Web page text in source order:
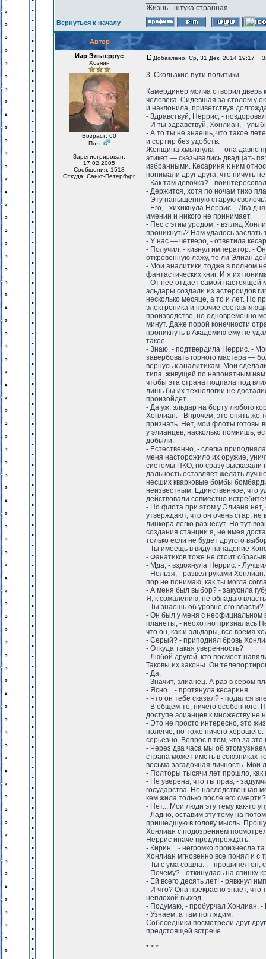
Жизнь - штука странная...
Вернуться к началу
Автор
Иар Эльтеррус
Хозяин
Возраст: 60
Пол:
Зарегистрирован:
17.02.2005
Сообщения: 1518
Откуда: Санкт-Петербург
Добавлено: Ср, 31 Дек, 2014 19:17
3. Скользкие пути политики
Камердинер молча отворил дверь
человека. Сидевшая за столом у
и наклонила, приветствуя
- Здравствуй, Неррис, -
- И ты здравствуй, Хонлиан, -
- А то ты не знаешь, что такое
и сортир без удобств.
Женщина хмыкнула — она давно
этикет — сказывались двадцать
избранными. Кесариня к ним
понимали друг друга, что ничуть
- Как там девочка? -
- Держится, хотя по ночам тихо
- Эту напыщенную старую
- Его, - хихикнула Неррис. - Два
имении и никого не принимает.
- Пес с этим уродом, - взгляд
проникнуть? Нам удалось заслать
- У нас — четверо, - ответила
- Получил, - кивнул император. -
откровенную лажу, то ли Элиан
- Мои аналитики тодже в полном
фантастических книг. И я их
- От нее отдает самой настоящей
эльдары создали из астероидов
несколько месяце, а то и лет. Но
электроника и прочие
производство, но одновременно
минут. Даже порой конечности
проникнуть в Академию ему не
такое.
- Знаю, - подтвердила Неррис. -
завербовать горного мастера —
вернусь к аналитикам. Мои
типа, живущей по непонятным
чтобы эта страна подпала под
лишь бы их технологии не
произойдет.
- Да уж, эльдар на борту любого
Хонлиан. - Впрочем, это опять же
признать. Нет, мои флоты готовы
у элианцев, насколько помнишь,
добыли.
- Естественно, - слегка
меня насторожило их оружие,
системы ПКО, но сразу высказали
дальность оставляет желать
несших кварковые бомбы
неизвестным. Единственное, что
действовали совместно
- Но флота при этом у Элиана нет,
утверждают, что он очень стар,
линкора легко разнесут. Но тут
создания станции я, не имея
только если не будет другого
- Ты имеещь в виду нападение
- Фанатиков тоже не стоит
- Мда, - вздохнула Неррис. -
- Нельзя, - развел руками
пор не понимаю, как ты могла
- А меня был выбор? - закусила
Я, к сожалению, не обладаю
- Ты знаешь об уровне его власти?
- Он был у меня с неофициальном
планеты, - неохотно призналась
что он, как и эльдары, все время
- Серый? - приподнял бровь
- Откуда такая уверенность?
- Любой другой, кто посмеет
Таковы их законы. Он
- Да.
- Значит, элианец. А раз в сером
- Ясно... - протянула кесариня.
- Что он тебе сказал? - подался
- В общем-то, ничего особенного.
доступе элианцев к множеству не
- Это не просто интересно, это
полегче, но тоже ничего
серьезно. Вопрос в том, что за
- Через два часа мы об этом
страна может иметь в союзниках
весьма загадочная личность. Мои
- Полторы тысячи лет прошло, как
- Не уверена, что ты прав, -
государства. Не наследственная
кем жила только после его смерти?
- Нет... Мои люди эту тему как-то
- Ладно, оставим эту тему на
пришедшую в голову мысль. Прошу
Хонлиан с подозрением
Неррис иначе предупреждать.
- Кирин... - негромко произнесла та.
Хонлиан мгновенно все понял и
- Ты с ума сошла... - прошипел он,
- Почему? - откинулась на спинку
- Ей всего десять лет! - рявкнул
- И что? Она прекрасно знает, что
неплохой выход.
- Подумаю, - пробурчал Хонлиан.
- Узнаем, а там поглядим.
Собеседники посмотрели друг
предстоящей встрече.
* * *